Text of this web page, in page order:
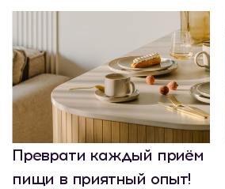
Преврати каждый приём
пищи в приятный опыт!